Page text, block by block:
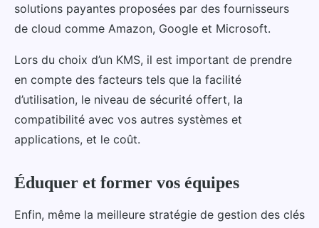
solutions payantes proposées par des fournisseurs
de cloud comme Amazon, Google et Microsoft.
Lors du choix d’un KMS, il est important de prendre
en compte des facteurs tels que la facilité
d’utilisation, le niveau de sécurité offert, la
compatibilité avec vos autres systèmes et
applications, et le coût.
Éduquer et former vos équipes
Enfin, même la meilleure stratégie de gestion des clés